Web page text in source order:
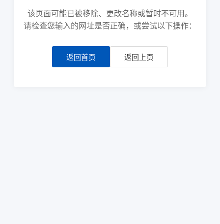
该页面可能已被移除、更改名称或暂时不可用。
请检查您输入的网址是否正确，或尝试以下操作：
返回首页 返回上页